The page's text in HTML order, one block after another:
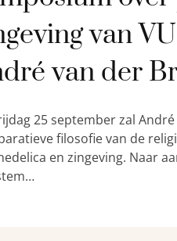
van
van der
25 september zal
filosofie van de
en zingeving. Naar